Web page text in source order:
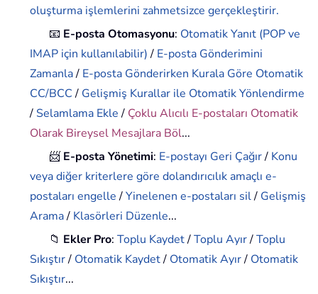
oluşturma işlemlerini zahmetsizce gerçekleştirir.
📧 E-posta Otomasyonu: Otomatik Yanıt (POP ve
IMAP için kullanılabilir)/ E-posta Gönderimini
Zamanla/ E-posta Gönderirken Kurala Göre Otomatik
CC/BCC/ Gelişmiş Kurallar ile Otomatik Yönlendirme
/ Selamlama Ekle/ Çoklu Alıcılı E-postaları Otomatik
Olarak Bireysel Mesajlara Böl...
📨 E-posta Yönetimi: E-postayı Geri Çağır/ Konu
veya diğer kriterlere göre dolandırıcılık amaçlı e-
postaları engelle/Yinelenen e-postaları sil/ Gelişmiş
Arama/ Klasörleri Düzenle...
📁 Ekler Pro:Toplu Kaydet/Toplu Ayır/Toplu
Sıkıştır/ Otomatik Kaydet/ Otomatik Ayır/ Otomatik
Sıkıştır...